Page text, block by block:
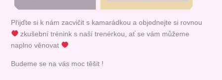
Přijďte si k nám zacvičit s kamarádkou a objednejte si rovnou
zkušební trénink s naší trenérkou, ať se vám můžeme
naplno věnovat
Budeme se na vás moc těšit !